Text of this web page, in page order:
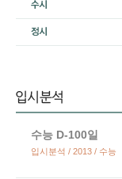
수능 D-100일
입시분석 / 2013 / 수능